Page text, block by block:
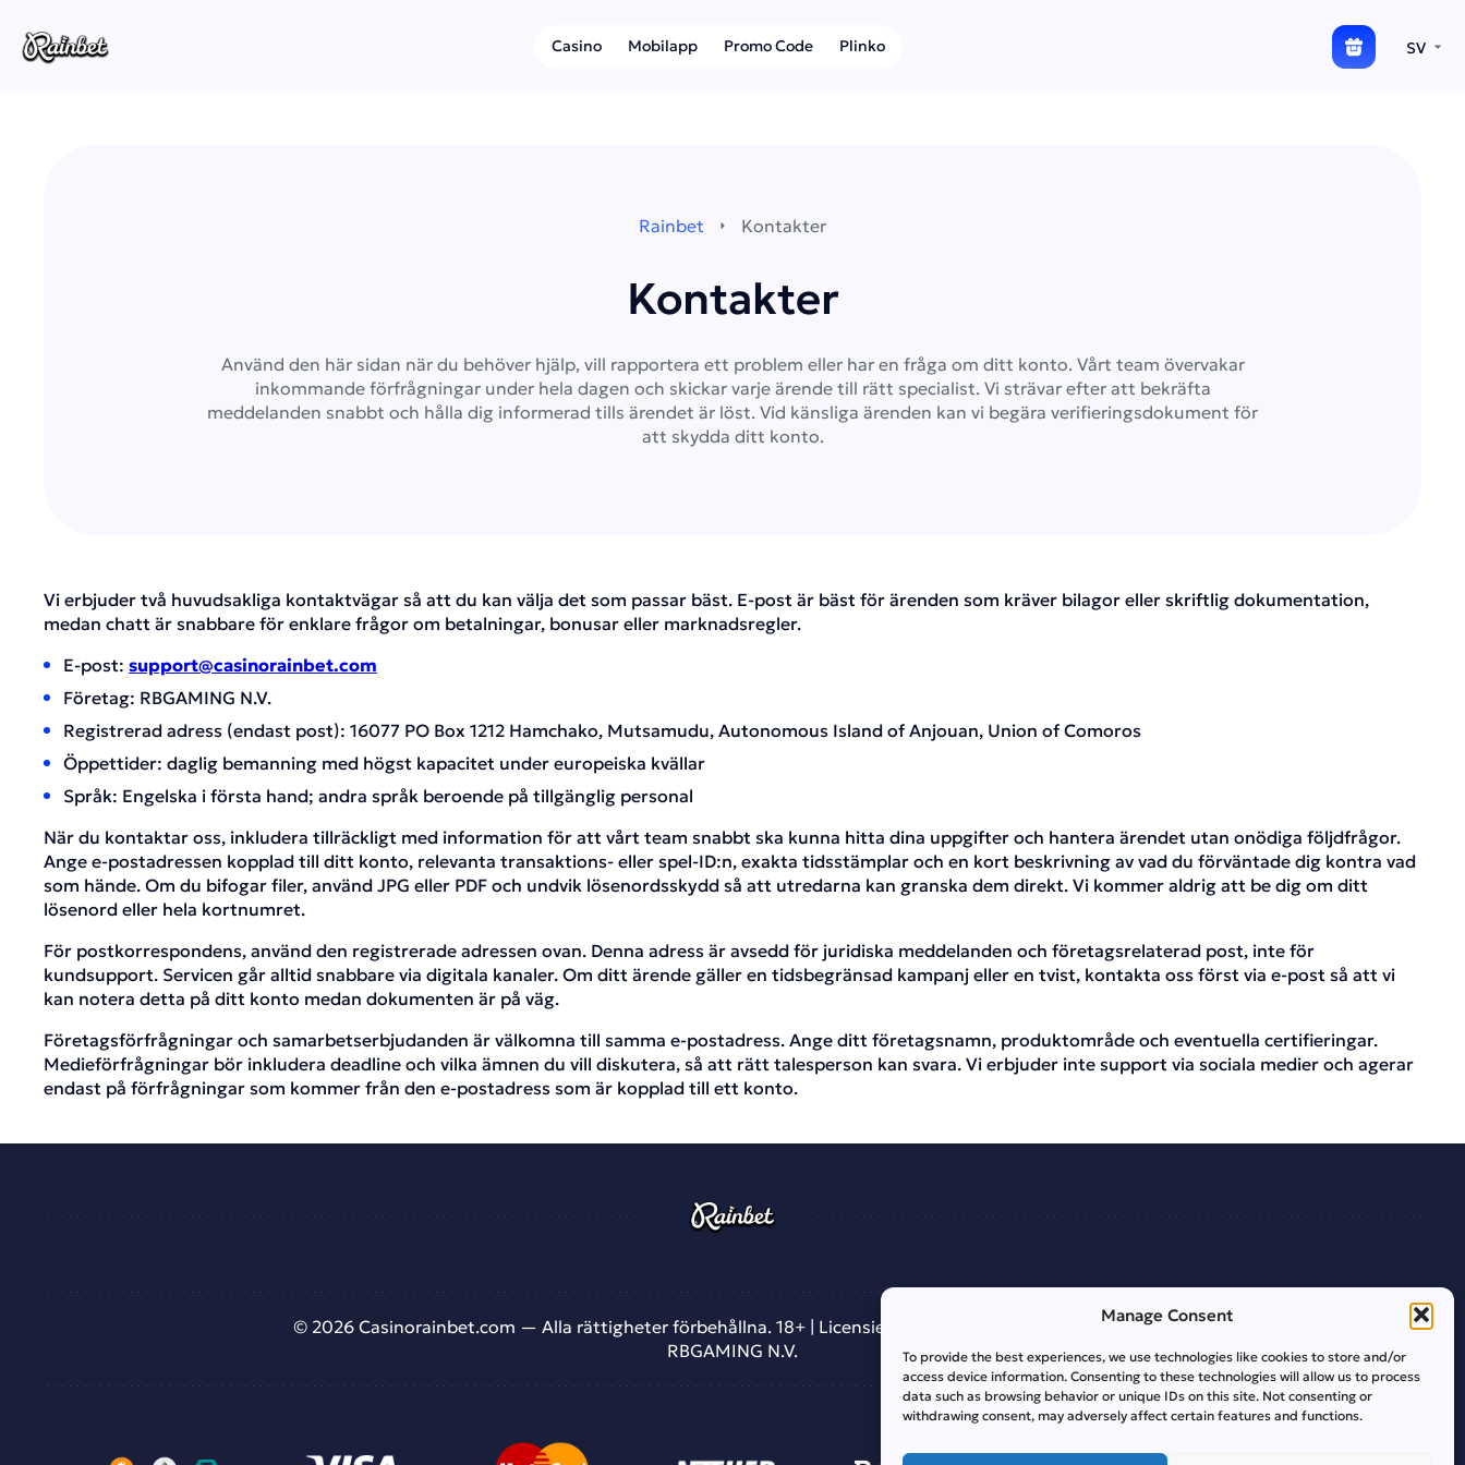
Manage Consent
To provide the best experiences, we use technologies like cookies to store and/or
access device information. Consenting to these technologies will allow us to process
data such as browsing behavior or unique IDs on this site. Not consenting or
withdrawing consent, may adversely affect certain features and functions.
Casino Mobilapp Promo Code Plinko SV
Rainbet Kontakter
Kontakter
Använd den här sidan när du behöver hjälp, vill rapportera ett problem eller har en fråga om ditt konto. Vårt team övervakar
inkommande förfrågningar under hela dagen och skickar varje ärende till rätt specialist. Vi strävar efter att bekräfta
meddelanden snabbt och hålla dig informerad tills ärendet är löst. Vid känsliga ärenden kan vi begära verifieringsdokument för
att skydda ditt konto.
Vi erbjuder två huvudsakliga kontaktvägar så att du kan välja det som passar bäst. E-post är bäst för ärenden som kräver bilagor eller skriftlig dokumentation,
medan chatt är snabbare för enklare frågor om betalningar, bonusar eller marknadsregler.
E-post: support@casinorainbet.com
Företag: RBGAMING N.V.
Registrerad adress (endast post): 16077 PO Box 1212 Hamchako, Mutsamudu, Autonomous Island of Anjouan, Union of Comoros
Öppettider: daglig bemanning med högst kapacitet under europeiska kvällar
Språk: Engelska i första hand; andra språk beroende på tillgänglig personal
När du kontaktar oss, inkludera tillräckligt med information för att vårt team snabbt ska kunna hitta dina uppgifter och hantera ärendet utan onödiga följdfrågor.
Ange e-postadressen kopplad till ditt konto, relevanta transaktions- eller spel-ID:n, exakta tidsstämplar och en kort beskrivning av vad du förväntade dig kontra vad
som hände. Om du bifogar filer, använd JPG eller PDF och undvik lösenordsskydd så att utredarna kan granska dem direkt. Vi kommer aldrig att be dig om ditt
lösenord eller hela kortnumret.
För postkorrespondens, använd den registrerade adressen ovan. Denna adress är avsedd för juridiska meddelanden och företagsrelaterad post, inte för
kundsupport. Servicen går alltid snabbare via digitala kanaler. Om ditt ärende gäller en tidsbegränsad kampanj eller en tvist, kontakta oss först via e-post så att vi
kan notera detta på ditt konto medan dokumenten är på väg.
Företagsförfrågningar och samarbetserbjudanden är välkomna till samma e-postadress. Ange ditt företagsnamn, produktområde och eventuella certifieringar.
Medieförfrågningar bör inkludera deadline och vilka ämnen du vill diskutera, så att rätt talesperson kan svara. Vi erbjuder inte support via sociala medier och agerar
endast på förfrågningar som kommer från den e-postadress som är kopplad till ett konto.
© 2026 Сasinorainbet.com — Alla rättigheter förbehållna. 18+ | Licensierad av Anjouan Gaming Authority |
RBGAMING N.V.